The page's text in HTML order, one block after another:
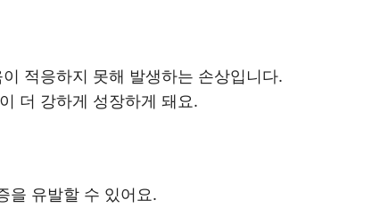
적응하지 못해 발생하는 손상입니다.
더 강하게 성장하게 돼요.
을 유발할 수 있어요.